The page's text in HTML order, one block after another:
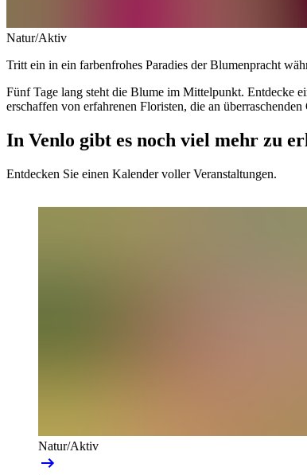
Natur/Aktiv
Tritt ein in ein farbenfrohes Paradies der Blumenpracht
Fünf Tage lang steht die Blume im Mittelpunkt. Entdecke
erschaffen von erfahrenen Floristen, die an
In Venlo gibt es noch viel mehr zu
Entdecken Sie einen Kalender voller Veranstaltungen.
Natur/Aktiv